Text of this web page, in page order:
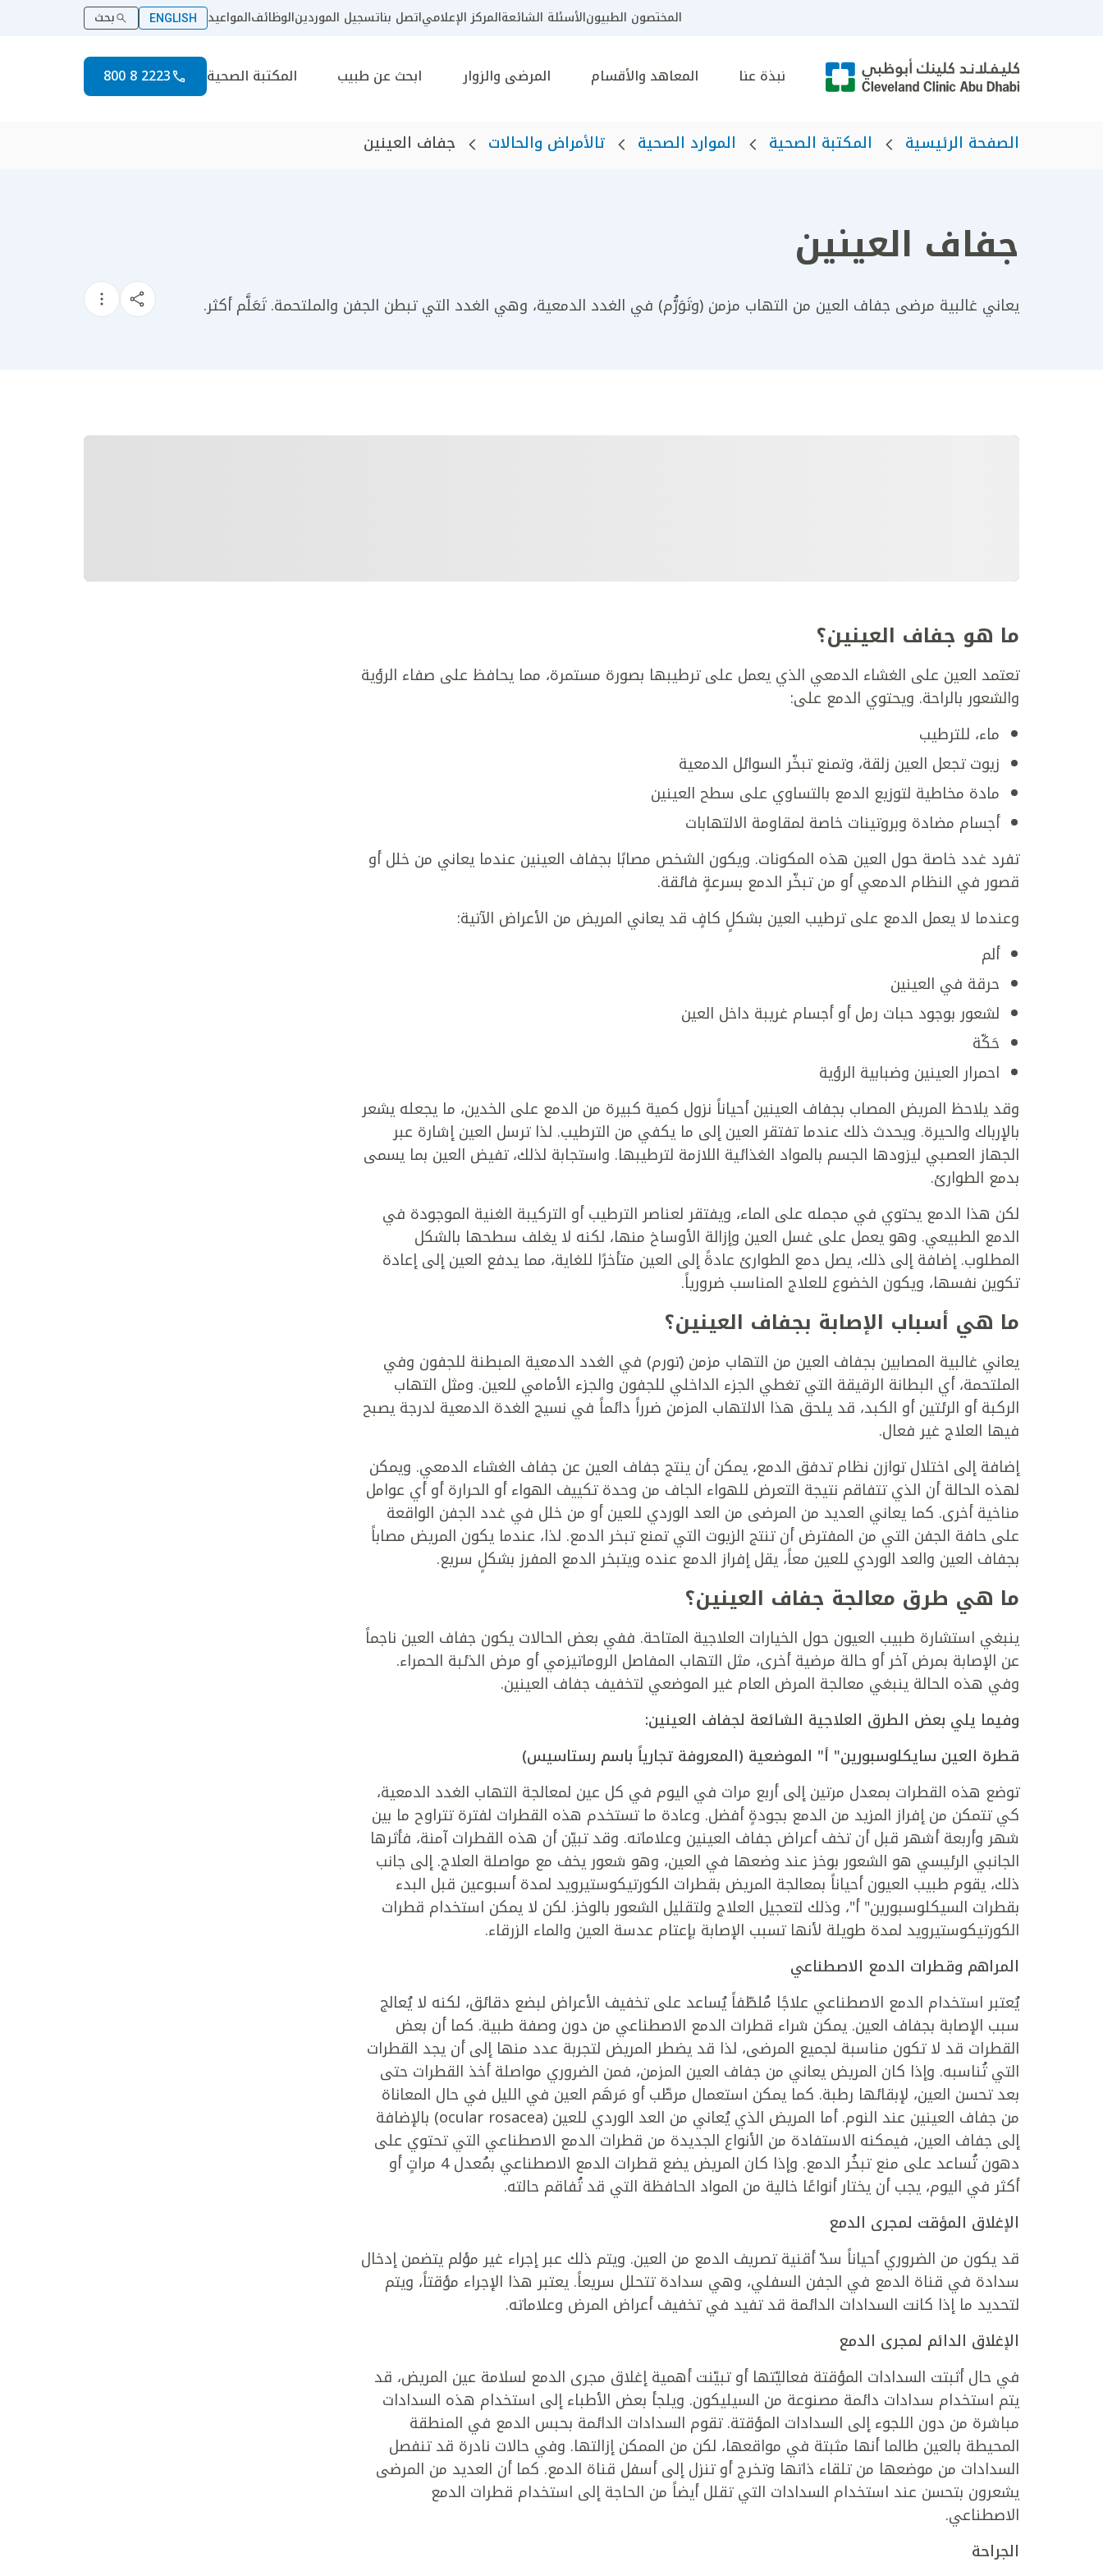
المختصون الطبيونالأسئلة الشائعةالمركز الإعلامياتصل بناتسجيل الموردينالوظائفالمواعيد ENGLISH بحث
نبذة عنا المعاهد والأقسام المرضى والزوار ابحث عن طبيب المكتبة الصحية 2223 8 800
الصفحة الرئيسية المكتبة الصحية الموارد الصحية تالأمراض والحالات جفاف العينين
جفاف العينين
يعاني غالبية مرضى جفاف العين من التهاب مزمن (وتَوَرُّم) في الغدد الدمعية، وهي الغدد التي تبطن الجفن والملتحمة. تَعَلَّم أكثر.
ما هو جفاف العينين؟
تعتمد العين على الغشاء الدمعي الذي يعمل على ترطيبها بصورة مستمرة، مما يحافظ على صفاء الرؤية
والشعور بالراحة. ويحتوي الدمع على:
ماء، للترطيب
زيوت تجعل العين زلقة، وتمنع تبخّر السوائل الدمعية
مادة مخاطية لتوزيع الدمع بالتساوي على سطح العينين
أجسام مضادة وبروتينات خاصة لمقاومة الالتهابات
تفرد غدد خاصة حول العين هذه المكونات. ويكون الشخص مصابًا بجفاف العينين عندما يعاني من خلل أو
قصور في النظام الدمعي أو من تبخّر الدمع بسرعةٍ فائقة.
وعندما لا يعمل الدمع على ترطيب العين بشكلٍ كافٍ قد يعاني المريض من الأعراض الآتية:
ألم
حرقة في العينين
لشعور بوجود حبات رمل أو أجسام غريبة داخل العين
حَكّة
احمرار العينين وضبابية الرؤية
وقد يلاحظ المريض المصاب بجفاف العينين أحياناً نزول كمية كبيرة من الدمع على الخدين، ما يجعله يشعر
بالإرباك والحيرة. ويحدث ذلك عندما تفتقر العين إلى ما يكفي من الترطيب. لذا ترسل العين إشارة عبر
الجهاز العصبي ليزودها الجسم بالمواد الغذائية اللازمة لترطيبها. واستجابة لذلك، تفيض العين بما يسمى
بدمع الطوارئ.
لكن هذا الدمع يحتوي في مجمله على الماء، ويفتقر لعناصر الترطيب أو التركيبة الغنية الموجودة في
الدمع الطبيعي. وهو يعمل على غسل العين وإزالة الأوساخ منها، لكنه لا يغلف سطحها بالشكل
المطلوب. إضافة إلى ذلك، يصل دمع الطوارئ عادةً إلى العين متأخرًا للغاية، مما يدفع العين إلى إعادة
تكوين نفسها، ويكون الخضوع للعلاج المناسب ضرورياً.
ما هي أسباب الإصابة بجفاف العينين؟
يعاني غالبية المصابين بجفاف العين من التهاب مزمن (تورم) في الغدد الدمعية المبطنة للجفون وفي
الملتحمة، أي البطانة الرقيقة التي تغطي الجزء الداخلي للجفون والجزء الأمامي للعين. ومثل التهاب
الركبة أو الرئتين أو الكبد، قد يلحق هذا الالتهاب المزمن ضرراً دائماً في نسيج الغدة الدمعية لدرجة يصبح
فيها العلاج غير فعال.
إضافة إلى اختلال توازن نظام تدفق الدمع، يمكن أن ينتج جفاف العين عن جفاف الغشاء الدمعي. ويمكن
لهذه الحالة أن الذي تتفاقم نتيجة التعرض للهواء الجاف من وحدة تكييف الهواء أو الحرارة أو أي عوامل
مناخية أخرى. كما يعاني العديد من المرضى من العد الوردي للعين أو من خلل في غدد الجفن الواقعة
على حافة الجفن التي من المفترض أن تنتج الزيوت التي تمنع تبخر الدمع. لذا، عندما يكون المريض مصاباً
بجفاف العين والعد الوردي للعين معاً، يقل إفراز الدمع عنده ويتبخر الدمع المفرز بشكلٍ سريع.
ما هي طرق معالجة جفاف العينين؟
ينبغي استشارة طبيب العيون حول الخيارات العلاجية المتاحة. ففي بعض الحالات يكون جفاف العين ناجماً
عن الإصابة بمرض آخر أو حالة مرضية أخرى، مثل التهاب المفاصل الروماتيزمي أو مرض الذئبة الحمراء.
وفي هذه الحالة ينبغي معالجة المرض العام غير الموضعي لتخفيف جفاف العينين.
وفيما يلي بعض الطرق العلاجية الشائعة لجفاف العينين:
قطرة العين سايكلوسبورين" أ" الموضعية (المعروفة تجارياً باسم رستاسيس)
توضع هذه القطرات بمعدل مرتين إلى أربع مرات في اليوم في كل عين لمعالجة التهاب الغدد الدمعية،
كي تتمكن من إفراز المزيد من الدمع بجودةٍ أفضل. وعادة ما تستخدم هذه القطرات لفترة تتراوح ما بين
شهر وأربعة أشهر قبل أن تخف أعراض جفاف العينين وعلاماته. وقد تبيّن أن هذه القطرات آمنة، فأثرها
الجانبي الرئيسي هو الشعور بوخز عند وضعها في العين، وهو شعور يخف مع مواصلة العلاج. إلى جانب
ذلك، يقوم طبيب العيون أحياناً بمعالجة المريض بقطرات الكورتيكوستيرويد لمدة أسبوعين قبل البدء
بقطرات السيكلوسبورين" أ"، وذلك لتعجيل العلاج ولتقليل الشعور بالوخز. لكن لا يمكن استخدام قطرات
الكورتيكوستيرويد لمدة طويلة لأنها تسبب الإصابة بإعتام عدسة العين والماء الزرقاء.
المراهم وقطرات الدمع الاصطناعي
يُعتبر استخدام الدمع الاصطناعي علاجًا مُلطّفاً يُساعد على تخفيف الأعراض لبضع دقائق، لكنه لا يُعالج
سبب الإصابة بجفاف العين. يمكن شراء قطرات الدمع الاصطناعي من دون وصفة طبية. كما أن بعض
القطرات قد لا تكون مناسبة لجميع المرضى، لذا قد يضطر المريض لتجربة عدد منها إلى أن يجد القطرات
التي تُناسبه. وإذا كان المريض يعاني من جفاف العين المزمن، فمن الضروري مواصلة أخذ القطرات حتى
بعد تحسن العين، لإبقائها رطبة. كما يمكن استعمال مرطّب أو مَرهَم العين في الليل في حال المعاناة
من جفاف العينين عند النوم. أما المريض الذي يُعاني من العد الوردي للعين (ocular rosacea) بالإضافة
إلى جفاف العين، فيمكنه الاستفادة من الأنواع الجديدة من قطرات الدمع الاصطناعي التي تحتوي على
دهون تُساعد على منع تبخُر الدمع. وإذا كان المريض يضع قطرات الدمع الاصطناعي بمُعدل 4 مراتٍ أو
أكثر في اليوم، يجب أن يختار أنواعًا خالية من المواد الحافظة التي قد تُفاقم حالته.
الإغلاق المؤقت لمجرى الدمع
قد يكون من الضروري أحياناً سدّ أقنية تصريف الدمع من العين. ويتم ذلك عبر إجراء غير مؤلم يتضمن إدخال
سدادة في قناة الدمع في الجفن السفلي، وهي سدادة تتحلل سريعاً. يعتبر هذا الإجراء مؤقتاً، ويتم
لتحديد ما إذا كانت السدادات الدائمة قد تفيد في تخفيف أعراض المرض وعلاماته.
الإغلاق الدائم لمجرى الدمع
في حال أثبتت السدادات المؤقتة فعاليّتها أو تبيّنت أهمية إغلاق مجرى الدمع لسلامة عين المريض، قد
يتم استخدام سدادات دائمة مصنوعة من السيليكون. ويلجأ بعض الأطباء إلى استخدام هذه السدادات
مباشرة من دون اللجوء إلى السدادات المؤقتة. تقوم السدادات الدائمة بحبس الدمع في المنطقة
المحيطة بالعين طالما أنها مثبتة في مواقعها، لكن من الممكن إزالتها. وفي حالات نادرة قد تنفصل
السدادات من موضعها من تلقاء ذاتها وتخرج أو تنزل إلى أسفل قناة الدمع. كما أن العديد من المرضى
يشعرون بتحسن عند استخدام السدادات التي تقلل أيضاً من الحاجة إلى استخدام قطرات الدمع
الاصطناعي.
الجراحة